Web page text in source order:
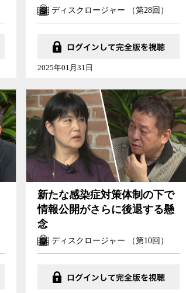
ディスクロージャー （第28回）
2025年01月31日
新たな感染症対策体制の下で
情報公開がさらに後退する懸
念
ディスクロージャー （第10回）